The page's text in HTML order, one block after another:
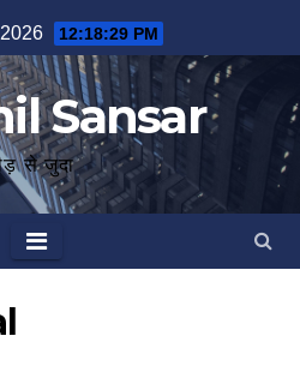
12:18:29 PM
Sansar
से जुदा